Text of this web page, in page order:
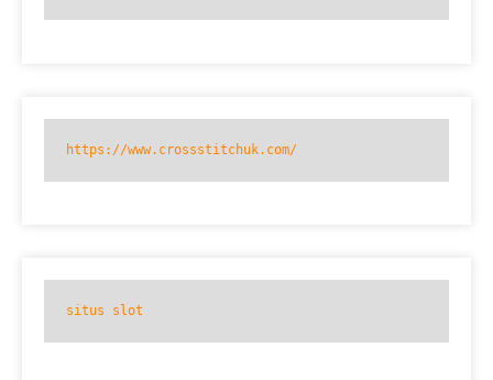
https://www.crossstitchuk.com/
situs slot